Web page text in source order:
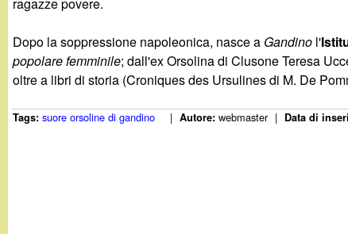
Dopo la soppressione napoleonica, nasce a Gandino l'
popolare femminile; dall'ex Orsolina di Clusone Teresa
oltre a libri di storia (Croniques des Ursulines di M. De
Tags:suore orsoline di gandino | Autore:webmaster | Data di